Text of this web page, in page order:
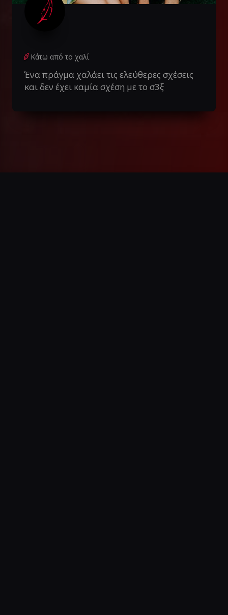
Κάτω από το χαλί
Ένα πράγμα χαλάει τις ελεύθερες σχέσεις
και δεν έχει καμία σχέση με το σ3ξ